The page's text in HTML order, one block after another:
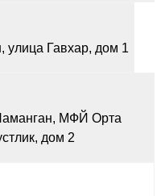
улица Гавхар, дом 1
МФЙ Орта
дом 2